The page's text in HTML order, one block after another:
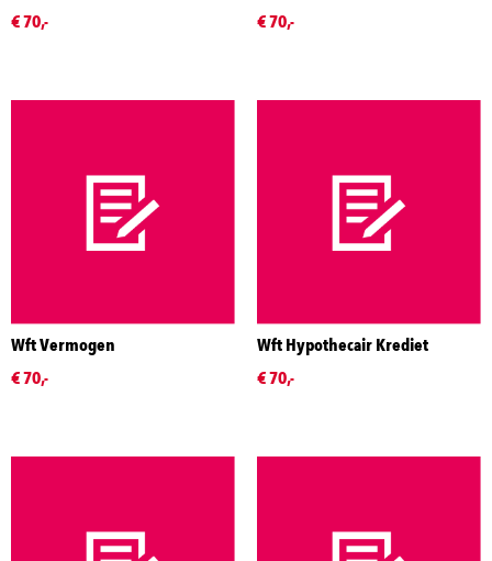
€ 70,-
€ 70,-
Wft Vermogen
€ 70,-
Wft Hypothecair Krediet
€ 70,-